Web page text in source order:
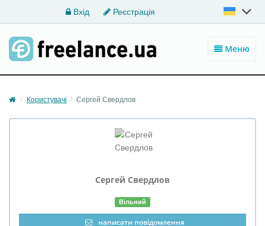
Вхід Реєстрація
Меню
Користувачі Сергей Свердлов
Сергей Свердлов
Вільний
написати повідомлення